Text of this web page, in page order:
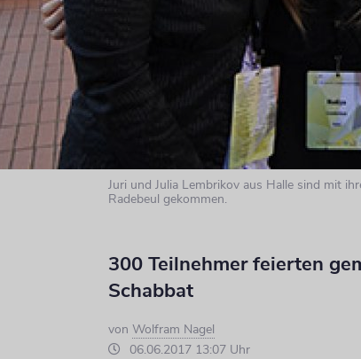
Juri und Julia Lembrikov aus Halle sind mit
Radebeul gekommen.
300 Teilnehmer feierten
Schabbat
von Wolfram Nagel
06.06.2017 13:07 Uhr